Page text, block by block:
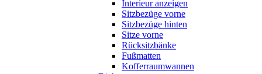
Interieur anzeigen
Sitzbezüge vorne
Sitzbezüge hinten
Sitze vorne
Rücksitzbänke
Fußmatten
Kofferraumwannen